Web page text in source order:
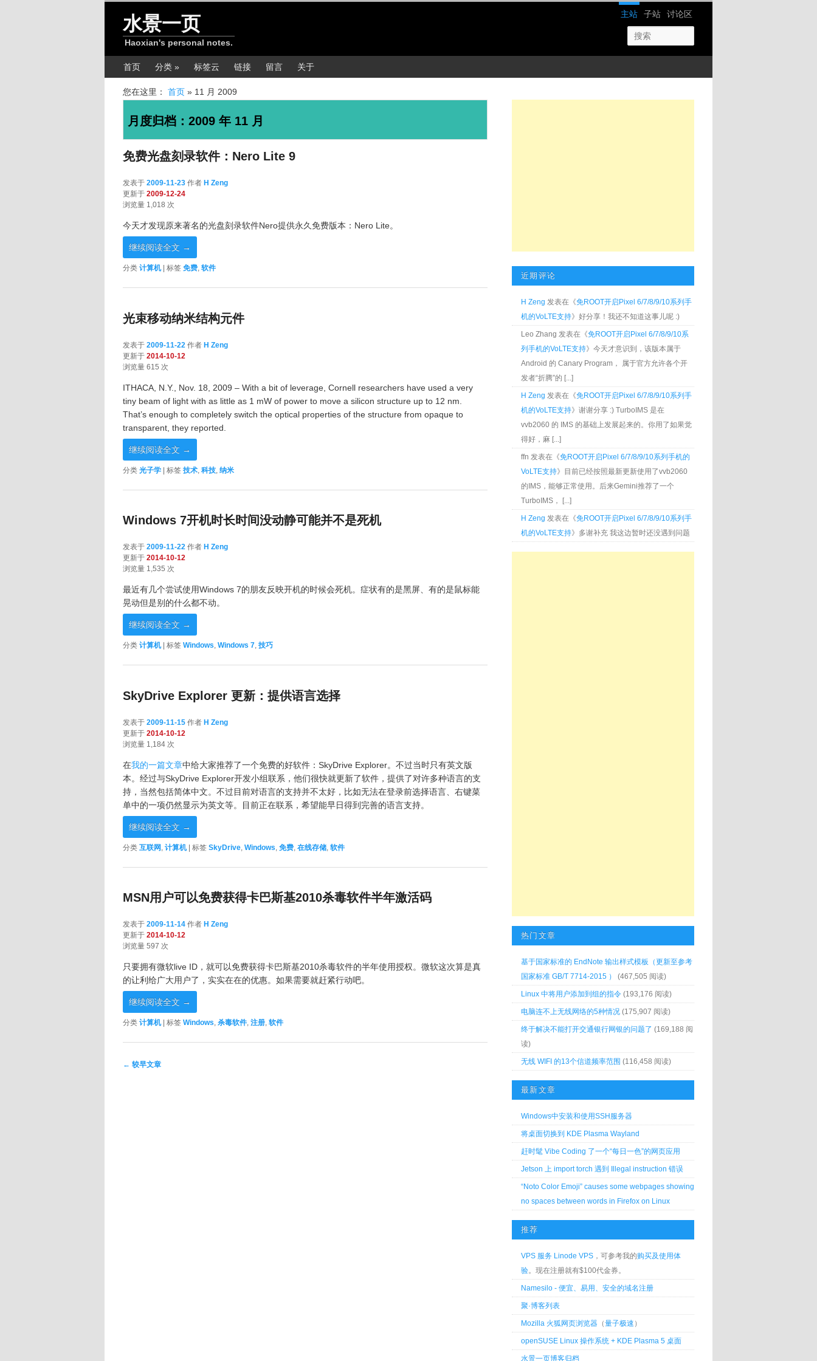
网站导航
主站 子站 讨论区
水景一页
Haoxian's personal notes.
主菜单首页 分类 » 标签云 链接 留言 关于
您在这里： 首页 » 11 月 2009
月度归档： 2009 年 11 月
免费光盘刻录软件：Nero Lite 9
发表于 2009-11-23 作者 H Zeng
更新于 2009-12-24
浏览量 1,018 次
今天才发现原来著名的光盘刻录软件Nero提供永久免费版本：Nero Lite。
继续阅读全文 →
分类 计算机 标签 免费, 软件
光束移动纳米结构元件
发表于 2009-11-22 作者 H Zeng
更新于 2014-10-12
浏览量 615 次
ITHACA, N.Y., Nov. 18, 2009 – With a bit of leverage, Cornell researchers have used a very
tiny beam of light with as little as 1 mW of power to move a silicon structure up to 12 nm.
That’s enough to completely switch the optical properties of the structure from opaque to
transparent, they reported.
继续阅读全文 →
分类 光子学 | 标签 技术, 科技, 纳米
Windows 7开机时长时间没动静可能并不是死机
发表于 2009-11-22 作者 H Zeng
更新于 2014-10-12
浏览量 1,535 次
最近有几个尝试使用Windows 7的朋友反映开机的时候会死机。症状有的是黑屏、有的是鼠标能
晃动但是别的什么都不动。
继续阅读全文 →
分类 计算机 标签 Windows, Windows 7, 技巧
SkyDrive Explorer 更新：提供语言选择
发表于 2009-11-15 作者 H Zeng
更新于 2014-10-12
浏览量 1,184 次
在我的一篇文章中给大家推荐了一个免费的好软件：SkyDrive Explorer。不过当时只有英文版
本。经过与SkyDrive Explorer开发小组联系，他们很快就更新了软件，提供了对许多种语言的支
持，当然包括简体中文。不过目前对语言的支持并不太好，比如无法在登录前选择语言、右键菜
单中的一项仍然显示为英文等。目前正在联系，希望能早日得到完善的语言支持。
继续阅读全文 →
分类 互联网, 计算机 | 标签 SkyDrive, Windows, 免费, 在线存储, 软件
MSN用户可以免费获得卡巴斯基2010杀毒软件半年激活码
发表于 2009-11-14 作者 H Zeng
更新于 2014-10-12
浏览量 597 次
只要拥有微软live ID，就可以免费获得卡巴斯基2010杀毒软件的半年使用授权。微软这次算是真
的让利给广大用户了，实实在在的优惠。如果需要就赶紧行动吧。
继续阅读全文 →
分类 计算机 标签 Windows, 杀毒软件, 注册, 软件
文章导航
← 较早文章
近期评论
H Zeng 发表在《免ROOT开启Pixel 6/7/8/9/10系列手
机的VoLTE支持》好分享！我还不知道这事儿呢 :)
Leo Zhang 发表在《免ROOT开启Pixel 6/7/8/9/10系
列手机的VoLTE支持》今天才意识到，该版本属于
Android 的 Canary Program， 属于官方允许各个开
发者“折腾”的 [...]
H Zeng 发表在《免ROOT开启Pixel 6/7/8/9/10系列手
机的VoLTE支持》谢谢分享 :) TurboIMS 是在
vvb2060 的 IMS 的基础上发展起来的。你用了如果觉
得好，麻 [...]
ffn 发表在《免ROOT开启Pixel 6/7/8/9/10系列手机的
VoLTE支持》目前已经按照最新更新使用了vvb2060
的IMS，能够正常使用。后来Gemini推荐了一个
TurboIMS， [...]
H Zeng 发表在《免ROOT开启Pixel 6/7/8/9/10系列手
机的VoLTE支持》多谢补充 我这边暂时还没遇到问题
热门文章
基于国家标准的 EndNote 输出样式模板（更新至参考
国家标准 GB/T 7714-2015 ）
(467,505 阅读)
Linux 中将用户添加到组的指令 (193,176 阅读)
电脑连不上无线网络的5种情况 (175,907 阅读)
终于解决不能打开交通银行网银的问题了 (169,188 阅
读)
无线 WIFI 的13个信道频率范围 (116,458 阅读)
最新文章
Windows中安装和使用SSH服务器
将桌面切换到 KDE Plasma Wayland
赶时髦 Vibe Coding 了一个“每日一色”的网页应用
Jetson 上 import torch 遇到 Illegal instruction 错误
“Noto Color Emoji” causes some webpages showing
no spaces between words in Firefox on Linux
推荐
VPS 服务 Linode VPS ，可参考我的购买及使用体
验。现在注册就有$100代金券。
Namesilo - 便宜、易用、安全的域名注册
聚·博客列表
Mozilla 火狐网页浏览器 （量子极速 ）
openSUSE Linux 操作系统 + KDE Plasma 5 桌面
水景一页博客归档